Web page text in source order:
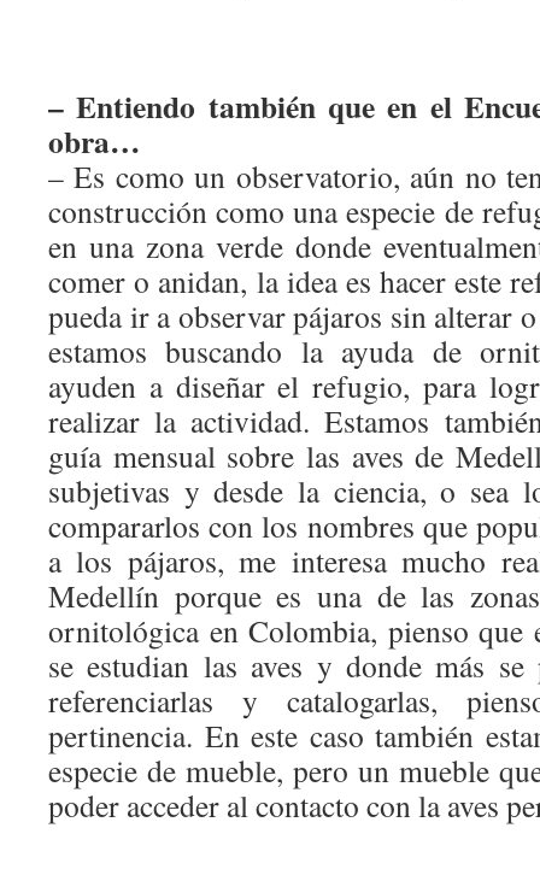
– Entiendo también que en el
obra…
– Es como un observatorio, aún no
construcción como una especie de
en una zona verde donde
comer o anidan, la idea es hacer este
pueda ir a observar pájaros sin alterar
estamos buscando la ayuda de
ayuden a diseñar el refugio, para
realizar la actividad. Estamos
guía mensual sobre las aves de
subjetivas y desde la ciencia, o sea
compararlos con los nombres que
a los pájaros, me interesa mucho
Medellín porque es una de las
ornitológica en Colombia, pienso que
se estudian las aves y donde más
referenciarlas y catalogarlas,
pertinencia. En este caso también
especie de mueble, pero un mueble
poder acceder al contacto con la aves